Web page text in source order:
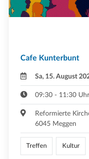
Cafe Kunterbunt
Sa, 15. August
09:30 - 11:30 Uhr
Reformierte
6045 Meggen
Treffen Kultur